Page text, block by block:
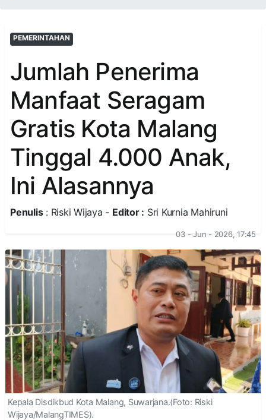
PEMERINTAHAN
Jumlah Penerima
Manfaat Seragam
Gratis Kota Malang
Tinggal 4.000 Anak,
Ini Alasannya
Penulis: Riski Wijaya - Editor : Sri Kurnia Mahiruni
03 - Jun - 2026, 17:45
Kepala Disdikbud Kota Malang, Suwarjana.(Foto: Riski
Wijaya/MalangTIMES).